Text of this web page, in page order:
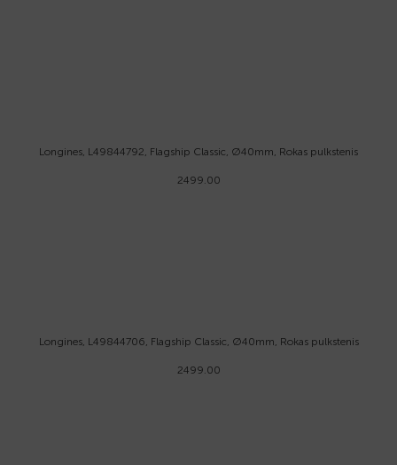
Longines, L49844792, Flagship Classic, Ø40mm, Rokas pulkstenis
2499.00
Longines, L49844706, Flagship Classic, Ø40mm, Rokas pulkstenis
2499.00